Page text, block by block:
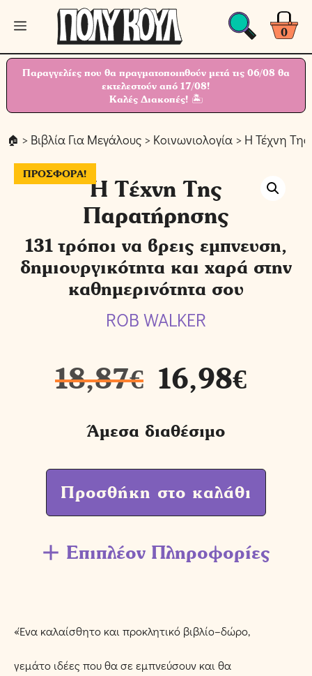
Μετάβαση
περιεχόμενο
0
Μενού
Παραγγελίες που θα πραγματοποιηθούν μετά τις 06/08 θα
εκτελεστούν από 17/08!
Καλές Διακοπές! 🏝
> Βιβλία Για Μεγάλους > Κοινωνιολογία > Η Τέχνη
ΠΡΟΣΦΟΡΆ!
Η Τέχνη Της
Παρατήρησης
131 τρόποι να βρεις εμπνευση,
δημιουργικότητα και χαρά στην
καθημερινότητα σου
ROB WALKER
18,87€ 16,98€
Άμεσα διαθέσιμο
Προσθήκη στο καλάθι
Επιπλέον Πληροφορίες
«Ένα καλαίσθητο και προκλητικό βιβλίο–δώρο,
γεμάτο ιδέες που θα σε εμπνεύσουν και θα